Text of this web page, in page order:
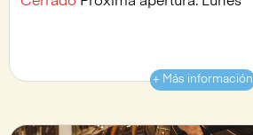
+ Más información